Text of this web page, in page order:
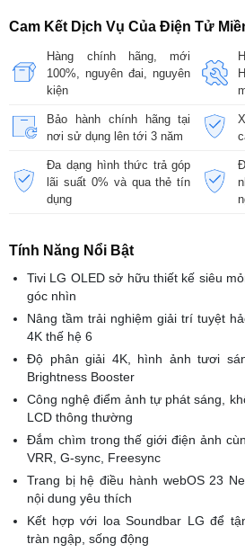
Cam Kết Dịch Vụ Của Điện Tử
Hàng chính hãng, mới
100%, nguyên đai, nguyên
kiện
Bảo hành chính hãng tại
nơi sử dụng lên tới 3 năm
Đa dạng hình thức trả góp
lãi suất 0% và qua thẻ tín
dụng
Tính Năng Nổi Bật
Tivi LG OLED sở hữu thiết kế siêu
góc nhìn
Nâng tầm trải nghiệm giải trí tuyệt
4K thế hệ 6
Độ phân giải 4K, hình ảnh tươi
Brightness Booster
Công nghệ điểm ảnh tự phát sáng,
LCD thông thường
Đắm chìm trong thế giới điện ảnh
VRR, G-sync, Freesync
Trang bị hệ điều hành webOS 23
nội dung yêu thích
Kết hợp với loa Soundbar LG để
tràn ngập, sống động